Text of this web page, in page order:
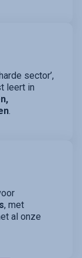
sector’,
leert in
.
, met
al onze